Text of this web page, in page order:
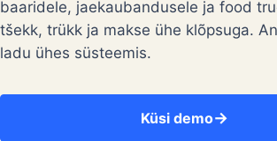
baaridele, jaekaubandusele ja food
tšekk, trükk ja makse ühe klõpsuga.
ladu ühes süsteemis.
Küsi demo